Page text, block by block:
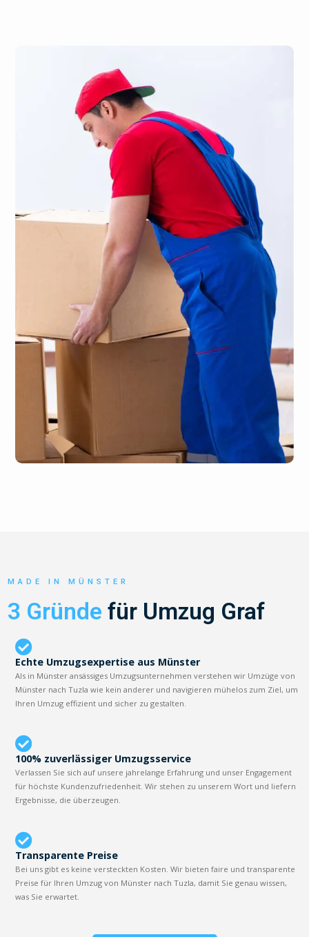
MADE IN MÜNSTER
3 Gründe für Umzug Graf
Echte Umzugsexpertise aus Münster
Als in Münster ansässiges Umzugsunternehmen verstehen wir Umzüge von
Münster nach Tuzla wie kein anderer und navigieren mühelos zum Ziel, um
Ihren Umzug effizient und sicher zu gestalten.
100% zuverlässiger Umzugsservice
Verlassen Sie sich auf unsere jahrelange Erfahrung und unser Engagement
für höchste Kundenzufriedenheit. Wir stehen zu unserem Wort und liefern
Ergebnisse, die überzeugen.
Transparente Preise
Bei uns gibt es keine versteckten Kosten. Wir bieten faire und transparente
Preise für Ihren Umzug von Münster nach Tuzla, damit Sie genau wissen,
was Sie erwartet.